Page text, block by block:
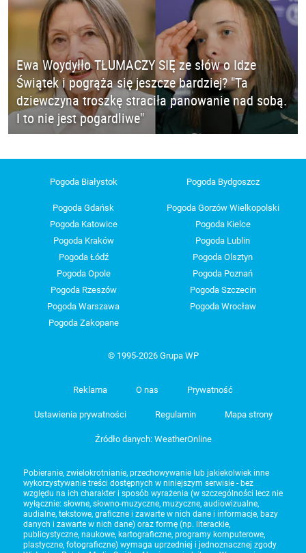
Ewa Woydyłło TŁUMACZY SIĘ ze słów o Idze
Świątek i pogrąża się jeszcze bardziej? "Ta
dziewczyna troszkę straciła panowanie nad sobą.
I to nie jest pogardliwe"
Pogoda Białystok Pogoda Bydgoszcz
Pogoda Gdańsk
Pogoda Gorzów Wielkopolski
Pogoda Katowice
Pogoda Kielce
Pogoda Kraków
Pogoda Lublin
Pogoda Łódź
Pogoda Olsztyn
Pogoda Opole
Pogoda Poznań
Pogoda Rzeszów
Pogoda Szczecin
Pogoda Warszawa
Pogoda Wrocław
Pogoda Zakopane
© 1995-2026 Grupa WP
Reklama O nas Prywatność
Ustawienia prywatności Regulamin Mapa strony
Źródło danych: WeatherOnline
Pobieranie, zwielokrotnianie, przechowywanie lub jakiekolwiek inne
wykorzystywanie treści dostępnych w niniejszym serwisie - bez
względu na ich charakter i sposób wyrażenia (w szczególności lecz nie
wyłącznie: słowne, słowno-muzyczne, muzyczne, audiowizualne,
audialne, tekstowe, graficzne i zawarte w nich dane i informacje, bazy
danych i zawarte w nich dane) oraz formę (np. literackie,
publicystyczne, naukowe, kartograficzne, programy komputerowe,
plastyczne, fotograficzne) wymaga uprzedniej i jednoznacznej zgody